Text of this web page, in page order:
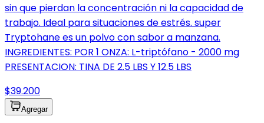
sin que pierdan la concentración ni la capacidad de
trabajo. Ideal para situaciones de estrés. super
Tryptohane es un polvo con sabor a manzana.
INGREDIENTES: POR 1 ONZA: L-triptófano - 2000 mg
PRESENTACION: TINA DE 2.5 LBS Y 12.5 LBS
$39.200
Agregar